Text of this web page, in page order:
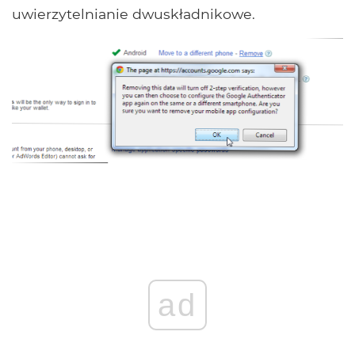
uwierzytelnianie dwuskładnikowe.
ad